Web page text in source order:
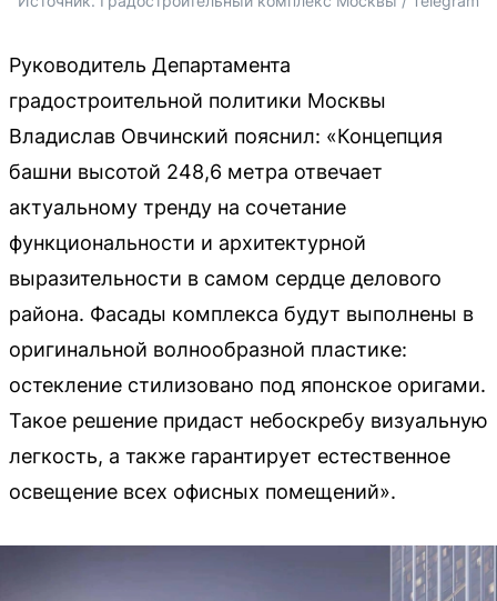
Руководитель Департамента
градостроительной политики Москвы
Владислав Овчинский пояснил: «Концепция
башни высотой 248,6 метра отвечает
актуальному тренду на сочетание
функциональности и архитектурной
выразительности в самом сердце делового
района. Фасады комплекса будут выполнены в
оригинальной волнообразной пластике:
остекление стилизовано под японское оригами.
Такое решение придаст небоскребу визуальную
легкость, а также гарантирует естественное
освещение всех офисных помещений».